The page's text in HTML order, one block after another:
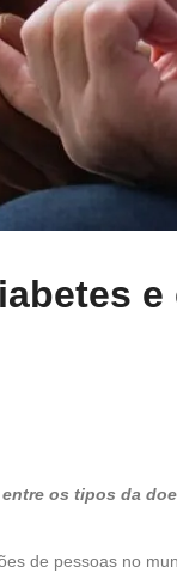
e
os tipos da
de pessoas no